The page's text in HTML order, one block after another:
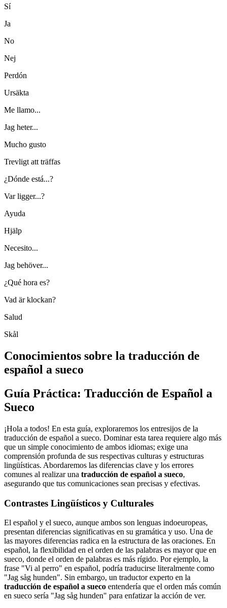
Sí
Ja
No
Nej
Perdón
Ursäkta
Me llamo...
Jag heter...
Mucho gusto
Trevligt att träffas
¿Dónde está...?
Var ligger...?
Ayuda
Hjälp
Necesito...
Jag behöver...
¿Qué hora es?
Vad är klockan?
Salud
Skål
Conocimientos sobre la traducción de
español a sueco
Guía Práctica: Traducción de Español a
Sueco
¡Hola a todos! En esta guía, exploraremos los entresijos de la
traducción de español a sueco. Dominar esta tarea requiere algo más
que un simple conocimiento de ambos idiomas; exige una
comprensión profunda de sus respectivas culturas y estructuras
lingüísticas. Abordaremos las diferencias clave y los errores
comunes al realizar una traducción de español a sueco,
asegurando que tus comunicaciones sean precisas y efectivas.
Contrastes Lingüísticos y Culturales
El español y el sueco, aunque ambos son lenguas indoeuropeas,
presentan diferencias significativas en su gramática y uso. Una de
las mayores diferencias radica en la estructura de las oraciones. En
español, la flexibilidad en el orden de las palabras es mayor que en
sueco, donde el orden de palabras es más rígido. Por ejemplo, la
frase "Vi al perro" en español, podría traducirse literalmente como
"Jag såg hunden". Sin embargo, un traductor experto en la
traducción de español a sueco entendería que el orden más común
en sueco sería "Jag såg hunden" para enfatizar la acción de ver.